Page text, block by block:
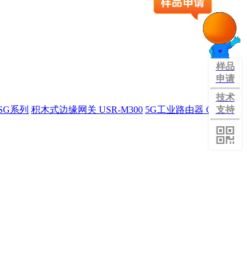
系列 积木式边缘网关 USR-M300 5G工业路由器 G809旗
样品
申请
技术
支持